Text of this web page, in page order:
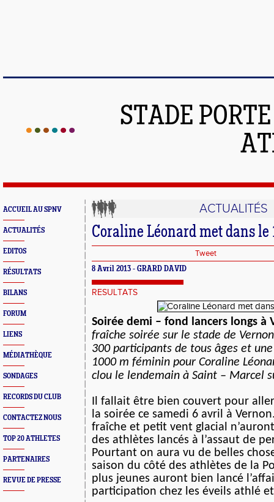
STADE
ACCUEIL AU SPNV
ACTUALITÉS
EDITOS
RÉSULTATS
BILANS
FORUM
LIENS
MÉDIATHÈQUE
SONDAGES
RECORDS DU CLUB
CONTACTEZ NOUS
TOP 20 ATHLETES
PARTENAIRES
REVUE DE PRESSE
ACTUALITÉS
Coraline Léonard met dans le
Tweet
8 Avril 2013 - GRARD DAVID
RESULTATS
Soirée demi – fond lancers longs à
fraîche soirée sur le stade de
300 participants de tous âges et
1000 m féminin pour Coraline
clou le lendemain à Saint – Marcel
Il fallait être bien couvert pour
la soirée ce samedi 6 avril à
fraîche et petit vent glacial
des athlètes lancés à l’assaut de
Pourtant on aura vu de belles
saison du côté des athlètes de la
plus jeunes auront bien lancé
participation chez les éveils athlé